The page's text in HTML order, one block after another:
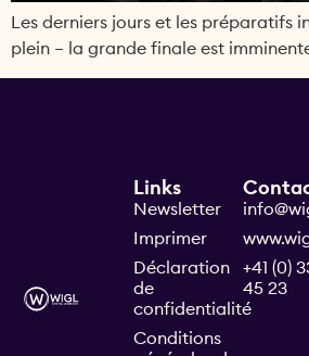
Les derniers jours et les préparatifs
plein – la grande finale est
+41 (0)
45 23
Links
Newsletter
Imprimer
Déclaration
de
confidentialité
Conditions